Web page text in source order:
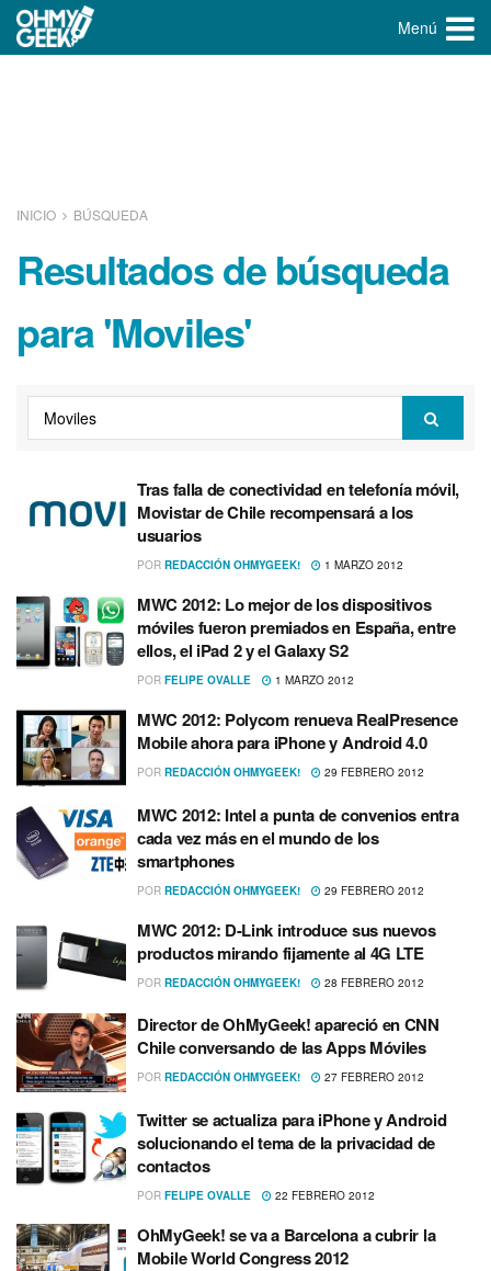
Menú
INICIO BÚSQUEDA
Resultados de búsqueda
para 'Moviles'
Tras falla de conectividad en telefoní­a móvil,
Movistar de Chile recompensará a los
usuarios
POR REDACCIÓN OHMYGEEK! 1 MARZO 2012
MWC 2012: Lo mejor de los dispositivos
móviles fueron premiados en España, entre
ellos, el iPad 2 y el Galaxy S2
POR FELIPE OVALLE 1 MARZO 2012
MWC 2012: Polycom renueva RealPresence
Mobile ahora para iPhone y Android 4.0
POR REDACCIÓN OHMYGEEK! 29 FEBRERO 2012
MWC 2012: Intel a punta de convenios entra
cada vez más en el mundo de los
smartphones
POR REDACCIÓN OHMYGEEK! 29 FEBRERO 2012
MWC 2012: D-Link introduce sus nuevos
productos mirando fijamente al 4G LTE
POR REDACCIÓN OHMYGEEK! 28 FEBRERO 2012
Director de OhMyGeek! apareció en CNN
Chile conversando de las Apps Móviles
POR REDACCIÓN OHMYGEEK! 27 FEBRERO 2012
Twitter se actualiza para iPhone y Android
solucionando el tema de la privacidad de
contactos
POR FELIPE OVALLE 22 FEBRERO 2012
OhMyGeek! se va a Barcelona a cubrir la
Mobile World Congress 2012